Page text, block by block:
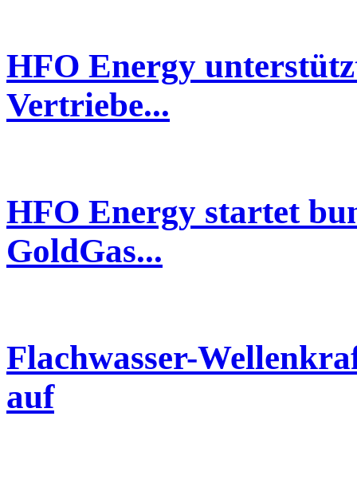
HFO Energy
Vertriebe...
HFO Energy startet
GoldGas...
Flachwasser-
auf